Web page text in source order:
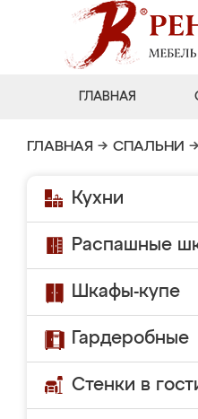
ГЛАВНАЯ
ГЛАВНАЯ → СПАЛЬНИ →
Кухни
Распашные
Шкафы-купе
Гардеробные
Стенки в